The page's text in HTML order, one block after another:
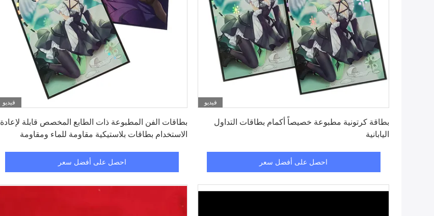
فيديو
بطاقة كرتونية مطبوعة خصيصاً أكمام بطاقات التداول
اليابانية
احصل على أفضل سعر
فيديو
بطاقات الفن المطبوعة ذات الطابع المخصص قابلة لإعادة
الاستخدام بطاقات بلاستيكية مقاومة للماء ومقاومة
احصل على أفضل سعر